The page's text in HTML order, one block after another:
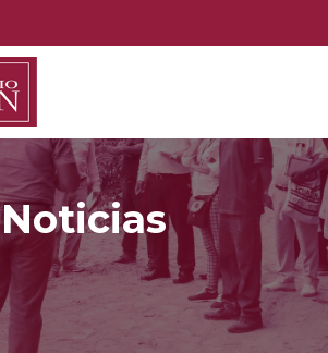
Noticias